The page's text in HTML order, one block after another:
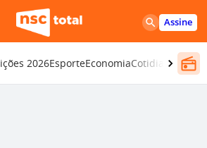
Assine
2026EsporteEconomiaCotidiano